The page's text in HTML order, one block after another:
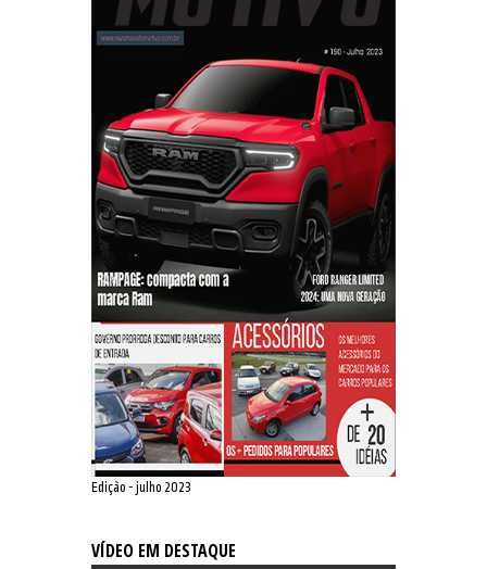
Edição - julho 2023
VÍDEO EM DESTAQUE